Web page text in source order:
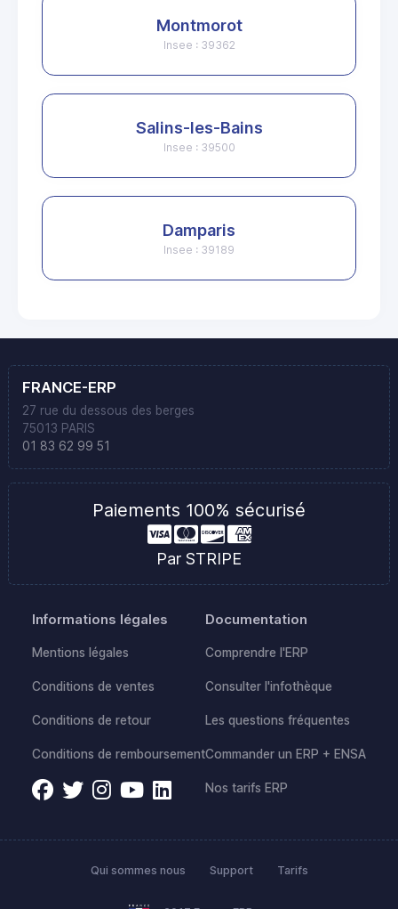
Montmorot
Insee : 39362
Salins-les-Bains
Insee : 39500
Damparis
Insee : 39189
FRANCE-ERP
27 rue du dessous des berges
75013 PARIS
01 83 62 99 51
Paiements 100% sécurisé
Par STRIPE
Informations légales
Mentions légales
Conditions de ventes
Conditions de retour
Conditions de remboursement
Documentation
Comprendre l'ERP
Consulter l'infothèque
Les questions fréquentes
Commander un ERP + ENSA
Nos tarifs ERP
Qui sommes nous Support Tarifs